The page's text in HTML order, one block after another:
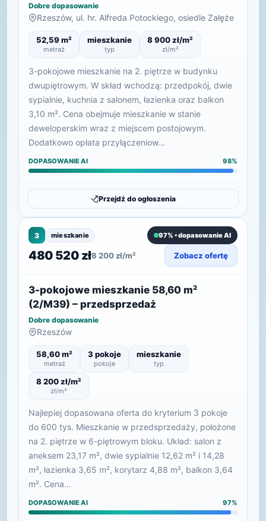
Dobre dopasowanie
Rzeszów, ul. hr. Alfreda Potockiego, osiedle Załęże
52,59 m²
metraż
mieszkanie
typ
8 900 zł/m²
zł/m²
3-pokojowe mieszkanie na 2. piętrze w budynku
dwupiętrowym. W skład wchodzą: przedpokój, dwie
sypialnie, kuchnia z salonem, łazienka oraz balkon
3,10 m². Cena obejmuje mieszkanie w stanie
deweloperskim wraz z miejscem postojowym.
Dodatkowo opłata przyłączeniow…
DOPASOWANIE AI 98%
Przejdź do ogłoszenia
3 mieszkanie 97% • dopasowanie AI
480 520 zł8 200 zł/m² Zobacz ofertę
3-pokojowe mieszkanie 58,60 m²
(2/M39) – przedsprzedaż
Dobre dopasowanie
Rzeszów
58,60 m²
metraż
3 pokoje
pokoje
mieszkanie
typ
8 200 zł/m²
zł/m²
Najlepiej dopasowana oferta do kryterium 3 pokoje
do 600 tys. Mieszkanie w przedsprzedaży, położone
na 2. piętrze w 6-piętrowym bloku. Układ: salon z
aneksem 23,17 m², dwie sypialnie 12,62 m² i 14,28
m², łazienka 3,65 m², korytarz 4,88 m², balkon 3,64
m². Cena…
DOPASOWANIE AI 97%